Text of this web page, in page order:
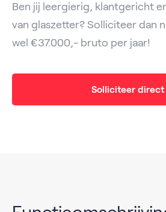
Ben jij leergierig, klantgericht
van glaszetter? Solliciteer dan
wel €37.000,- bruto per jaar!
Solliciteer direct